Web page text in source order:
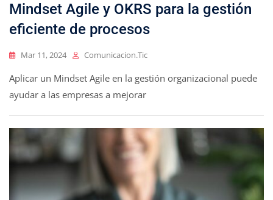
Mindset Agile y OKRS para la gestión
eficiente de procesos
Mar 11, 2024 Comunicacion.tic
Aplicar un Mindset Agile en la gestión organizacional puede
ayudar a las empresas a mejorar